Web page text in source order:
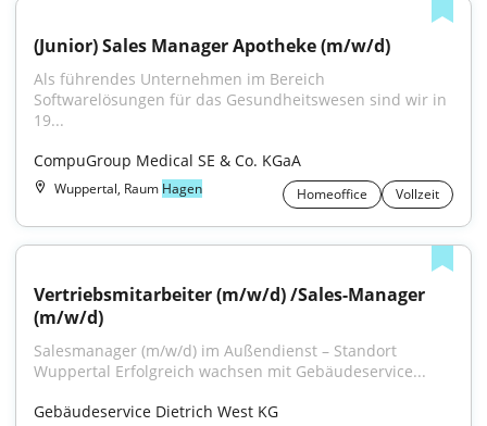
(Junior) Sales Manager Apotheke (m/w/d)
Als führendes Unternehmen im Bereich
Softwarelösungen für das Gesundheitswesen sind wir in
19...
CompuGroup Medical SE & Co. KGaA
Wuppertal, Raum Hagen Homeoffice Vollzeit
Vertriebsmitarbeiter (m/w/d) /Sales-Manager
(m/w/d)
Salesmanager (m/w/d) im Außendienst – Standort
Wuppertal Erfolgreich wachsen mit Gebäudeservice...
Gebäudeservice Dietrich West KG